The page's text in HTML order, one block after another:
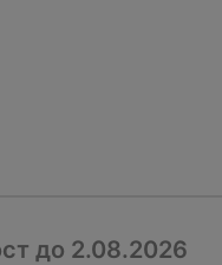
до 2.08.2026